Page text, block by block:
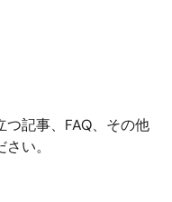
記事、FAQ、その他
い。